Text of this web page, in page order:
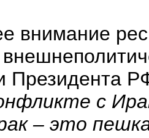
внимание
Президента
с
– это